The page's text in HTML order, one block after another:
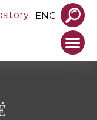
ENG